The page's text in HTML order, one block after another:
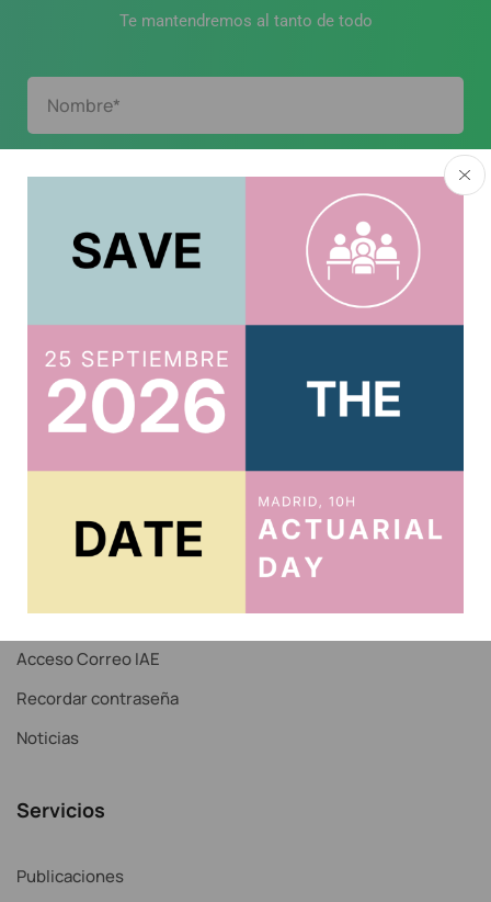
Te mantendremos al tanto de todo
Acepto lapolítica de privacidad
Acceso al Área Privada
Acceso Correo IAE
Recordar contraseña
Noticias
Servicios
Publicaciones